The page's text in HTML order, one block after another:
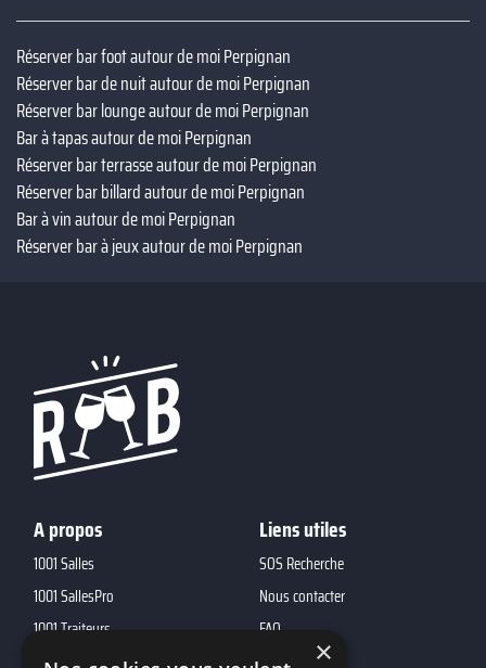
Réserver bar foot autour de moi Perpignan
Réserver bar de nuit autour de moi Perpignan
Réserver bar lounge autour de moi Perpignan
Bar à tapas autour de moi Perpignan
Réserver bar terrasse autour de moi Perpignan
Réserver bar billard autour de moi Perpignan
Bar à vin autour de moi Perpignan
Réserver bar à jeux autour de moi Perpignan
A propos
1001 Salles
1001 SallesPro
1001 Traiteurs
1001 DJ
Liens utiles
SOS Recherche
Nous contacter
FAQ
×